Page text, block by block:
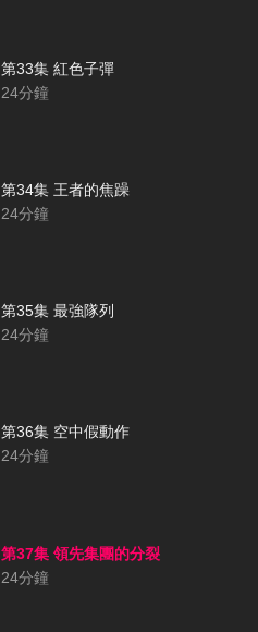
第33集 紅色子彈
24分鐘
第34集 王者的焦躁
24分鐘
第35集 最強隊列
24分鐘
第36集 空中假動作
24分鐘
第37集 領先集團的分裂
24分鐘